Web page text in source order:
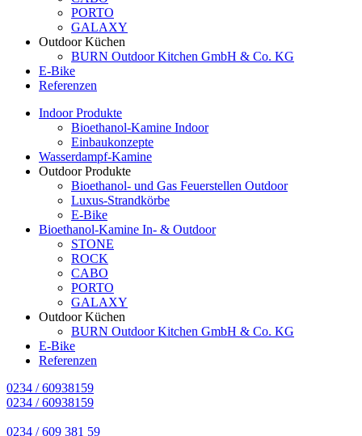
PORTO
GALAXY
Outdoor Küchen
BURN Outdoor Kitchen GmbH & Co. KG
E-Bike
Referenzen
Indoor Produkte
Bioethanol-Kamine Indoor
Einbaukonzepte
Wasserdampf-Kamine
Outdoor Produkte
Bioethanol- und Gas Feuerstellen Outdoor
Luxus-Strandkörbe
E-Bike
Bioethanol-Kamine In- & Outdoor
STONE
ROCK
CABO
PORTO
GALAXY
Outdoor Küchen
BURN Outdoor Kitchen GmbH & Co. KG
E-Bike
Referenzen
0234 / 60938159
0234 / 60938159
0234 / 609 381 59